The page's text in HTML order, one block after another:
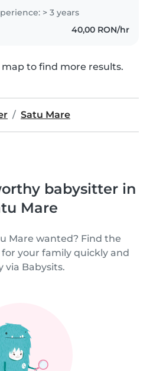
pana la orele 12 , 14 si 15 .
frate mai micut (6 ani ,
> 3 years
40,00 RON/hr
to find more results.
Satu Mare
babysitter in
Mare
Mare wanted? Find the
your family quickly and
via Babysits.